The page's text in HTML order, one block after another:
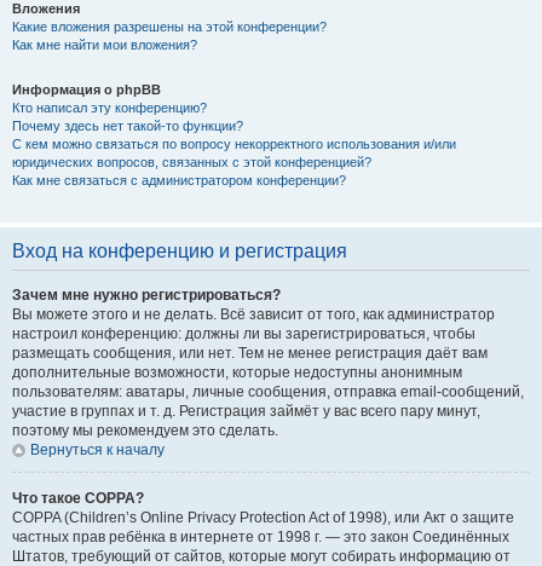
Вложения
Какие вложения разрешены на этой конференции?
Как мне найти мои вложения?
Информация о phpBB
Кто написал эту конференцию?
Почему здесь нет такой-то функции?
С кем можно связаться по вопросу некорректного использования и/или
юридических вопросов, связанных с этой конференцией?
Как мне связаться с администратором конференции?
Вход на конференцию и регистрация
Зачем мне нужно регистрироваться?
Вы можете этого и не делать. Всё зависит от того, как администратор
настроил конференцию: должны ли вы зарегистрироваться, чтобы
размещать сообщения, или нет. Тем не менее регистрация даёт вам
дополнительные возможности, которые недоступны анонимным
пользователям: аватары, личные сообщения, отправка email-сообщений,
участие в группах и т. д. Регистрация займёт у вас всего пару минут,
поэтому мы рекомендуем это сделать.
Вернуться к началу
Что такое COPPA?
COPPA (Children’s Online Privacy Protection Act of 1998), или Акт о защите
частных прав ребёнка в интернете от 1998 г. — это закон Соединённых
Штатов, требующий от сайтов, которые могут собирать информацию от